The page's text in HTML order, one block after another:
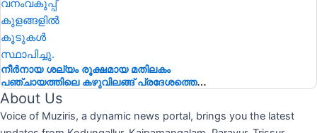
നീർനായ ശല്യം രൂക്ഷമായ മതിലകം
പഞ്ചായത്തിലെ കഴുവിലങ്ങ് പ്രദേശത്തെ
മത്സ്യകർഷകർക്ക് ആശ്വാസമായി വനംവകുപ്പ്
കുളങ്ങളിൽ കൂടുകൾ സ്ഥാപിച്ചു.
About Us
Voice of Muziris, a dynamic news portal, brings you the latest